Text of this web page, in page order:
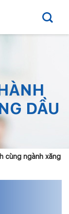
DẦU
cùng ngành xăng